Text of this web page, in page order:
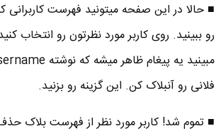
■ حالا در این صفحه میتونید فهرست کاربرانی
رو ببینید. روی کاربر مورد نظرتون رو انتخاب
فلانی رو آنبلاک کن. این گزینه رو بزنید.
■ تموم شد! کاربر مورد نظر از فهرست بلاک